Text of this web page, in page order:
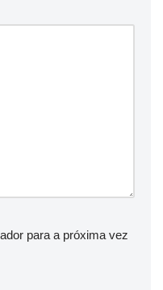
para a próxima vez